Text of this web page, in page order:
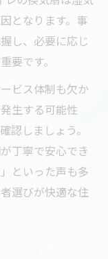
となります。事
し、必要に応じ
要です。
ビス体制も欠か
生する可能性
認しましょう。
丁寧で安心でき
といった声も多
選びが快適な住